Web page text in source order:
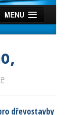
MENU
dřevostavby